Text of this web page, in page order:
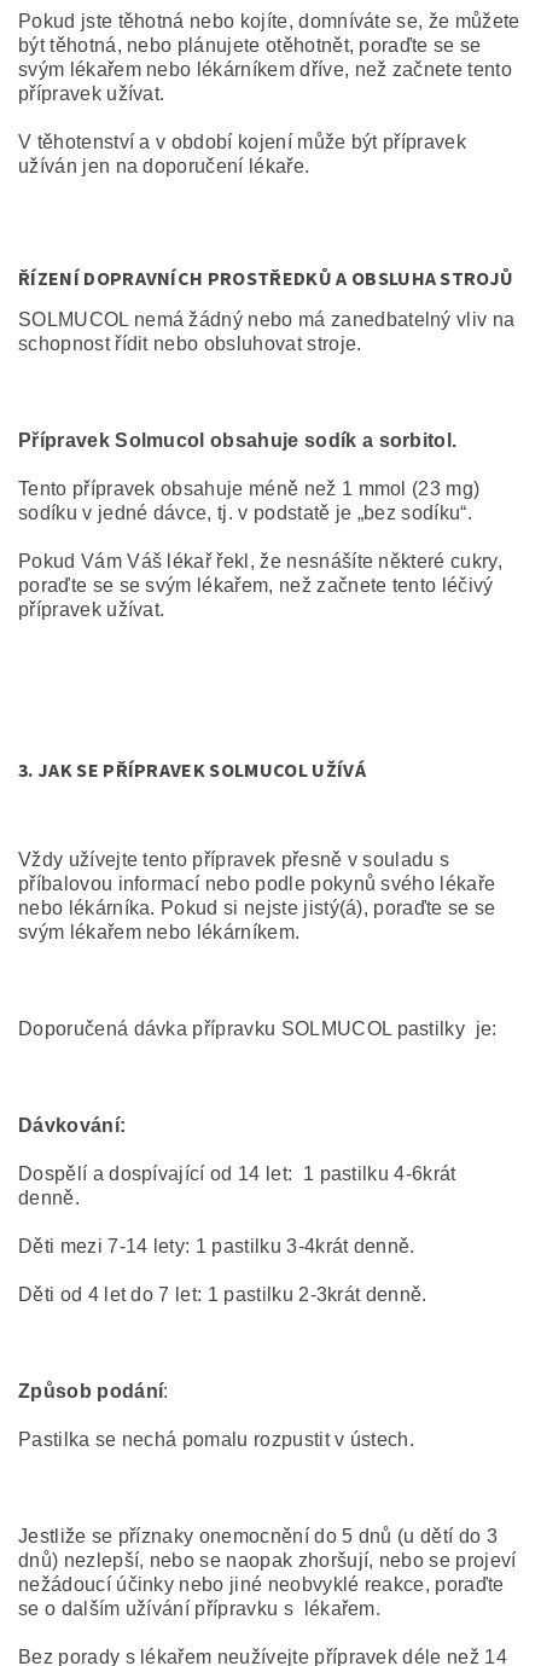
Pokud jste těhotná nebo kojíte, domníváte se, že můžete
být těhotná, nebo plánujete otěhotnět, poraďte se se
svým lékařem nebo lékárníkem dříve, než začnete tento
přípravek užívat.
V těhotenství a v období kojení může být přípravek
užíván jen na doporučení lékaře.
ŘÍZENÍ DOPRAVNÍCH PROSTŘEDKŮ A OBSLUHA STROJŮ
SOLMUCOL nemá žádný nebo má zanedbatelný vliv na
schopnost řídit nebo obsluhovat stroje.
Přípravek Solmucol obsahuje sodík a sorbitol.
Tento přípravek obsahuje méně než 1 mmol (23 mg)
sodíku v jedné dávce, tj. v podstatě je „bez sodíku“.
Pokud Vám Váš lékař řekl, že nesnášíte některé cukry,
poraďte se se svým lékařem, než začnete tento léčivý
přípravek užívat.
3. JAK SE PŘÍPRAVEK SOLMUCOL UŽÍVÁ
Vždy užívejte tento přípravek přesně v souladu s
příbalovou informací nebo podle pokynů svého lékaře
nebo lékárníka. Pokud si nejste jistý(á), poraďte se se
svým lékařem nebo lékárníkem.
Doporučená dávka přípravku SOLMUCOL pastilky je:
Dávkování:
Dospělí a dospívající od 14 let: 1 pastilku 4-6krát
denně.
Děti mezi 7-14 lety: 1 pastilku 3-4krát denně.
Děti od 4 let do 7 let: 1 pastilku 2-3krát denně.
Způsob podání:
Pastilka se nechá pomalu rozpustit v ústech.
Jestliže se příznaky onemocnění do 5 dnů (u dětí do 3
dnů) nezlepší, nebo se naopak zhoršují, nebo se projeví
nežádoucí účinky nebo jiné neobvyklé reakce, poraďte
se o dalším užívání přípravku s lékařem.
Bez porady s lékařem neužívejte přípravek déle než 14